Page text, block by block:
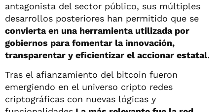
antagonista del sector público, sus múltiples
desarrollos posteriores han permitido que se
convierta en una herramienta utilizada por
gobiernos para fomentar la innovación,
transparentar y eficientizar el accionar estatal.
Tras el afianzamiento del bitcoin fueron
emergiendo en el universo cripto redes
criptográficas con nuevas lógicas y